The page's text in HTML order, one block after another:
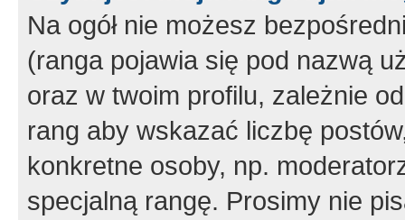
Na ogół nie możesz
(ranga pojawia się pod nazwą
oraz w twoim profilu, zależnie
rang aby wskazać liczbę
konkretne osoby, np.
specjalną rangę. Prosimy nie